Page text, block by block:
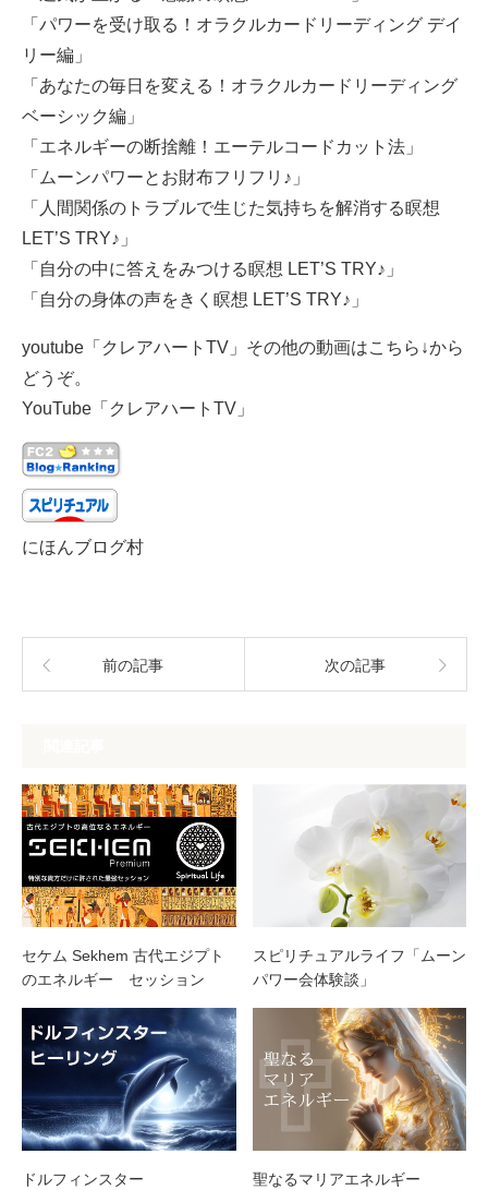
「パワーを受け取る！オラクルカードリーディング デイ
リー編」
「あなたの毎日を変える！オラクルカードリーディング
ベーシック編」
「エネルギーの断捨離！エーテルコードカット法」
「ムーンパワーとお財布フリフリ♪」
「人間関係のトラブルで生じた気持ちを解消する瞑想
LET’S TRY♪」
「自分の中に答えをみつける瞑想 LET’S TRY♪」
「自分の身体の声をきく瞑想 LET’S TRY♪」
youtube「クレアハートTV」その他の動画はこちら↓から
どうぞ。
YouTube「クレアハートTV」
にほんブログ村
前の記事 次の記事
セケム Sekhem 古代エジプト
のエネルギー セッション
スピリチュアルライフ「ムーン
パワー会体験談」
ドルフィンスター 聖なるマリアエネルギー